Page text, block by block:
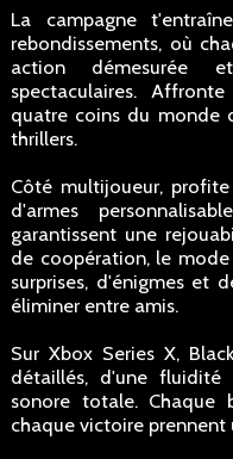
La campagne
rebondissements, où
action démesurée et
spectaculaires.
quatre coins du monde
thrillers.
Côté multijoueur,
d'armes
garantissent une
de coopération, le
surprises, d'énigmes et
éliminer entre amis.
Sur Xbox Series X,
détaillés, d'une fluidité
sonore totale. Chaque
chaque victoire prennent